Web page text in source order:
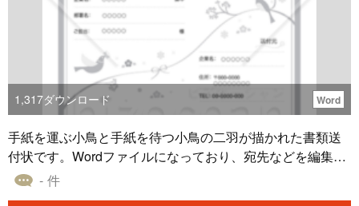
1,317ダウンロード Word
手紙を運ぶ小鳥と手紙を待つ小鳥の二羽が描かれた書類送
付状です。Wordファイルになっており、宛先などを編集し
てそのまま印刷できます。無料ダウンロードしてご利用く
- 件